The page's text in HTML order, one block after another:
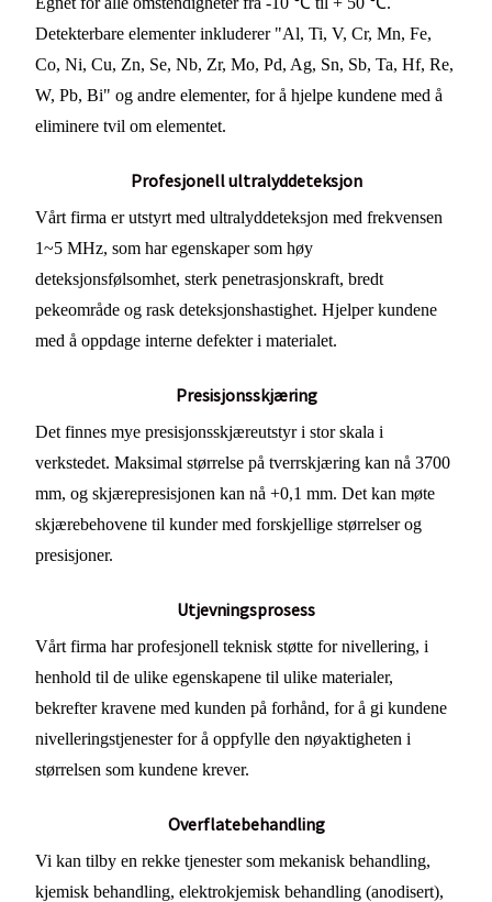
Detekterbare elementer inkluderer "Al, Ti, V, Cr, Mn, Fe,
Co, Ni, Cu, Zn, Se, Nb, Zr, Mo, Pd, Ag, Sn, Sb, Ta, Hf, Re,
W, Pb, Bi" og andre elementer, for å hjelpe kundene med å
eliminere tvil om elementet.
Profesjonell ultralyddeteksjon
Vårt firma er utstyrt med ultralyddeteksjon med frekvensen
1~5 MHz, som har egenskaper som høy
deteksjonsfølsomhet, sterk penetrasjonskraft, bredt
pekeområde og rask deteksjonshastighet. Hjelper kundene
med å oppdage interne defekter i materialet.
Presisjonsskjæring
Det finnes mye presisjonsskjæreutstyr i stor skala i
verkstedet. Maksimal størrelse på tverrskjæring kan nå 3700
mm, og skjærepresisjonen kan nå +0,1 mm. Det kan møte
skjærebehovene til kunder med forskjellige størrelser og
presisjoner.
Utjevningsprosess
Vårt firma har profesjonell teknisk støtte for nivellering, i
henhold til de ulike egenskapene til ulike materialer,
bekrefter kravene med kunden på forhånd, for å gi kundene
nivelleringstjenester for å oppfylle den nøyaktigheten i
størrelsen som kundene krever.
Overflatebehandling
Vi kan tilby en rekke tjenester som mekanisk behandling,
kjemisk behandling, elektrokjemisk behandling (anodisert),